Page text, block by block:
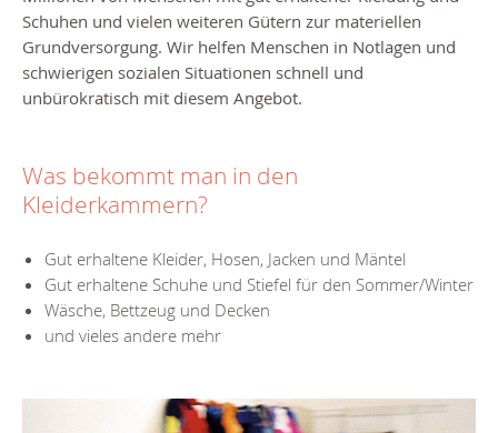
Schuhen und vielen weiteren Gütern zur materiellen
Grundversorgung. Wir helfen Menschen in Notlagen und
schwierigen sozialen Situationen schnell und
unbürokratisch mit diesem Angebot.
Was bekommt man in den
Kleiderkammern?
Gut erhaltene Kleider, Hosen, Jacken und Mäntel
Gut erhaltene Schuhe und Stiefel für den Sommer/Winter
Wäsche, Bettzeug und Decken
und vieles andere mehr